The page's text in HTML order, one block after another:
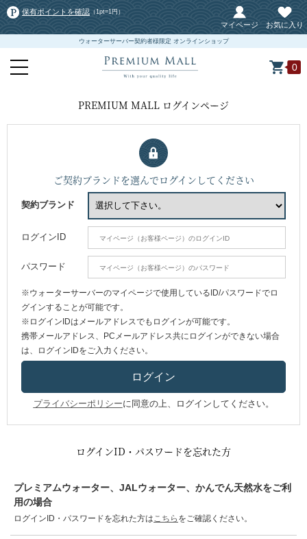
保有ポイントを確認 （1pt=1円）
マイページ お気に入り
ウォーターサーバー契約者様限定 オンラインショップ
0
PREMIUM MALL ログインページ
ご契約ブランドを選んでログインしてください
契約ブランド
ログインID
パスワード
※ウォーターサーバーのマイページで使用しているID/パスワードでロ
グインすることが可能です。
※ログインIDはメールアドレスでもログインが可能です。
携帯メールアドレス、PCメールアドレス共にログインができない場合
は、ログインIDをご入力ください。
プライバシーポリシーに同意の上、ログインしてください。
ログインID・パスワードを忘れた方
プレミアムウォーター、JALウォーター、かんでん天然水をご利
用の場合
ログインID・パスワードを忘れた方はこちら をご確認ください。